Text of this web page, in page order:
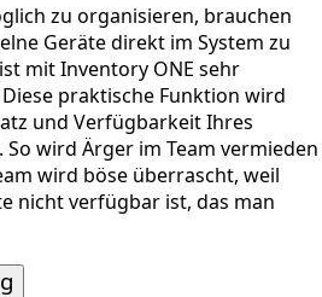
zu organisieren, brauchen
Geräte direkt im System zu
mit Inventory ONE sehr
praktische Funktion wird
und Verfügbarkeit Ihres
wird Ärger im Team vermieden
wird böse überrascht, weil
nicht verfügbar ist, das man